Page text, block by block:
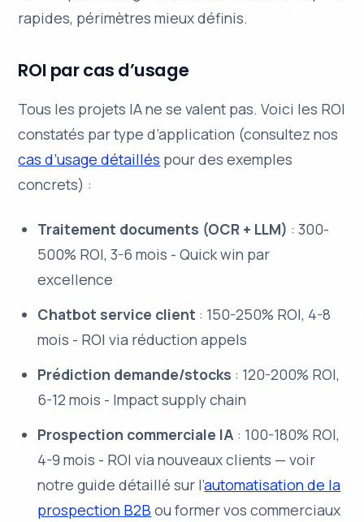
rapides, périmètres mieux définis.
ROI par cas d’usage
Tous les projets IA ne se valent pas. Voici les ROI
constatés par type d’application (consultez nos
cas d’usage détaillés pour des exemples
concrets) :
Traitement documents (OCR + LLM) : 300-
500% ROI, 3-6 mois - Quick win par
excellence
Chatbot service client : 150-250% ROI, 4-8
mois - ROI via réduction appels
Prédiction demande/stocks : 120-200% ROI,
6-12 mois - Impact supply chain
Prospection commerciale IA : 100-180% ROI,
4-9 mois - ROI via nouveaux clients — voir
notre guide détaillé sur l’automatisation de la
prospection B2B ou former vos commerciaux